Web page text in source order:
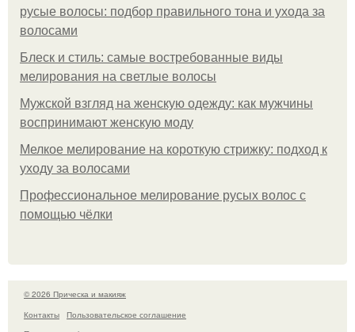
русые волосы: подбор правильного тона и ухода за
волосами
Блеск и стиль: самые востребованные виды
мелирования на светлые волосы
Мужской взгляд на женскую одежду: как мужчины
воспринимают женскую моду
Мелкое мелирование на короткую стрижку: подход к
уходу за волосами
Профессиональное мелирование русых волос с
помощью чёлки
© 2026 Прическа и макияж
Контакты
Пользовательское соглашение